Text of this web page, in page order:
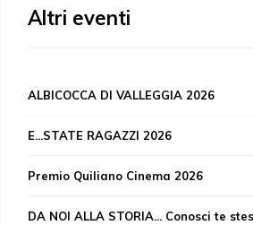
Altri eventi
ALBICOCCA DI VALLEGGIA 2026
E...STATE RAGAZZI 2026
Premio Quiliano Cinema 2026
DA NOI ALLA STORIA... Conosci te